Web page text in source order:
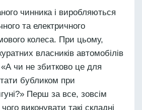
чинника і виробляються
та електричного
колеса. При цьому,
власників автомобілів
чи не збитково це для
бубликом при
Перш за все, зовсім
виконувати такі складні